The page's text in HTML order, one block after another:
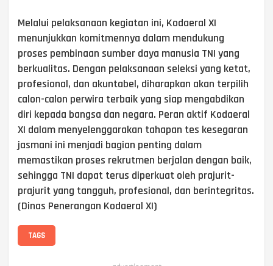
Melalui pelaksanaan kegiatan ini, Kodaeral XI
menunjukkan komitmennya dalam mendukung
proses pembinaan sumber daya manusia TNI yang
berkualitas. Dengan pelaksanaan seleksi yang ketat,
profesional, dan akuntabel, diharapkan akan terpilih
calon-calon perwira terbaik yang siap mengabdikan
diri kepada bangsa dan negara. Peran aktif Kodaeral
XI dalam menyelenggarakan tahapan tes kesegaran
jasmani ini menjadi bagian penting dalam
memastikan proses rekrutmen berjalan dengan baik,
sehingga TNI dapat terus diperkuat oleh prajurit-
prajurit yang tangguh, profesional, dan berintegritas.
(Dinas Penerangan Kodaeral XI)
TAGS